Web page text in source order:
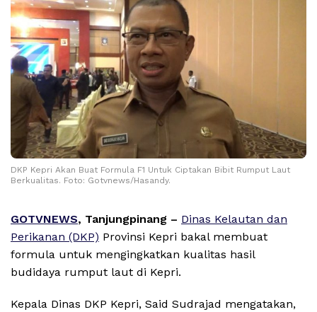
DKP Kepri Akan Buat Formula F1 Untuk Ciptakan Bibit Rumput Laut
Berkualitas. Foto: Gotvnews/Hasandy.
GOTVNEWS, Tanjungpinang – Dinas Kelautan dan
Perikanan (DKP) Provinsi Kepri bakal membuat
formula untuk mengingkatkan kualitas hasil
budidaya rumput laut di Kepri.
Kepala Dinas DKP Kepri, Said Sudrajad mengatakan,